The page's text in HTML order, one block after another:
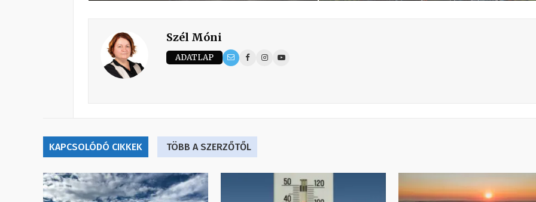
Szél Móni
ADATLAP
KAPCSOLÓDÓ CIKKEK TÖBB A SZERZŐTŐL